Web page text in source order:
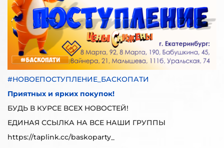
#НОВОЕПОСТУПЛЕНИЕ_БАСКОПАТИ
Приятных и ярких покупок!
БУДЬ В КУРСЕ ВСЕХ НОВОСТЕЙ!
ЕДИНАЯ ССЫЛКА НА ВСЕ НАШИ ГРУППЫ
https://taplink.cc/baskoparty_